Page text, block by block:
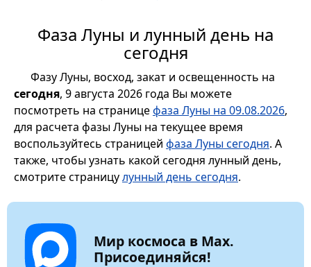
Фаза Луны и лунный день на
сегодня
Фазу Луны, восход, закат и освещенность на
сегодня, 9 августа 2026 года Вы можете
посмотреть на страницефаза Луны на 09.08.2026,
для расчета фазы Луны на текущее время
воспользуйтесь страницей фаза Луны сегодня. А
также, чтобы узнать какой сегодня лунный день,
смотрите страницулунный день сегодня.
Мир космоса в Max.
Присоединяйся!